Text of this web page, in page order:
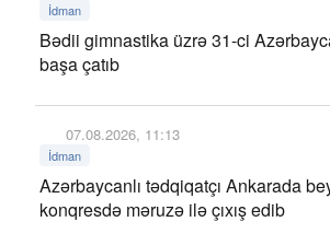
İdman
Bədii gimnastika üzrə 31-ci
başa çatıb
07.08.2026, 11:13
İdman
Azərbaycanlı tədqiqatçı Ankarada
konqresdə məruzə ilə çıxış edib